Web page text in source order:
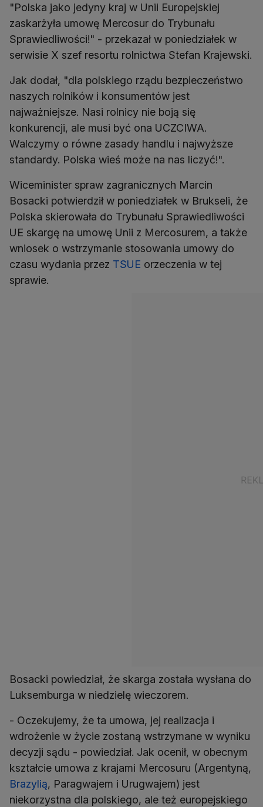
"Polska jako jedyny kraj w Unii Europejskiej
zaskarżyła umowę Mercosur do Trybunału
Sprawiedliwości!" - przekazał w poniedziałek w
serwisie X szef resortu rolnictwa Stefan Krajewski.
Jak dodał, "dla polskiego rządu bezpieczeństwo
naszych rolników i konsumentów jest
najważniejsze. Nasi rolnicy nie boją się
konkurencji, ale musi być ona UCZCIWA.
Walczymy o równe zasady handlu i najwyższe
standardy. Polska wieś może na nas liczyć!".
Wiceminister spraw zagranicznych Marcin
Bosacki potwierdził w poniedziałek w Brukseli, że
Polska skierowała do Trybunału Sprawiedliwości
UE skargę na umowę Unii z Mercosurem, a także
wniosek o wstrzymanie stosowania umowy do
czasu wydania przez TSUE orzeczenia w tej
sprawie.
Bosacki powiedział, że skarga została wysłana do
Luksemburga w niedzielę wieczorem.
- Oczekujemy, że ta umowa, jej realizacja i
wdrożenie w życie zostaną wstrzymane w wyniku
decyzji sądu - powiedział. Jak ocenił, w obecnym
kształcie umowa z krajami Mercosuru (Argentyną,
Brazylią, Paragwajem i Urugwajem) jest
niekorzystna dla polskiego, ale też europejskiego